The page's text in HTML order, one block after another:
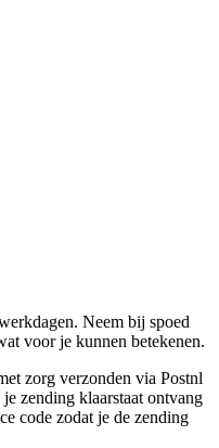
Neem bij spoed
voor je kunnen betekenen.
zorg verzonden via Postnl
zending klaarstaat ontvang
code zodat je de zending